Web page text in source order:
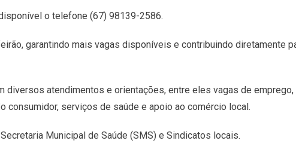
o telefone (67) 98139-2586.
garantindo mais vagas disponíveis e contribuindo diretamente
diversos atendimentos e orientações, entre eles vagas de
consumidor, serviços de saúde e apoio ao comércio local.
Municipal de Saúde (SMS) e Sindicatos locais.